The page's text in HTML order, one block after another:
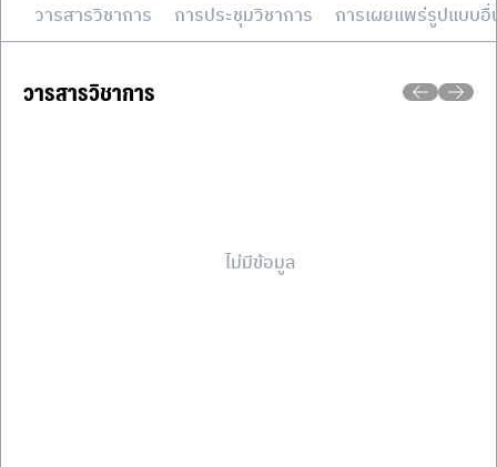
วารสารวิชาการ การประชุมวิชาการ การเผยแพร่รูปแบบ
วารสารวิชาการ
ไม่มีข้อมูล